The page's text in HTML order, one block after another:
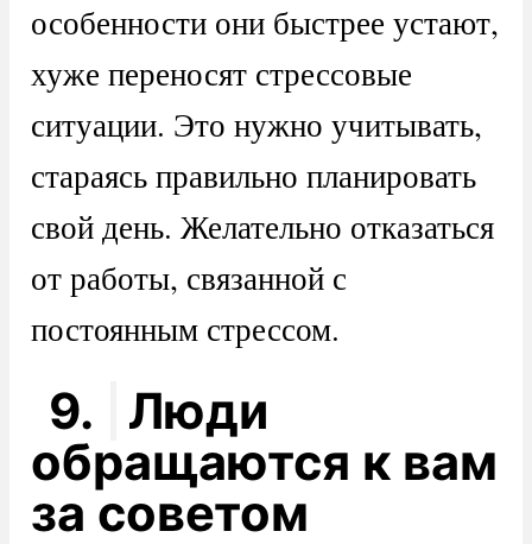
особенности они быстрее устают,
хуже переносят стрессовые
ситуации. Это нужно учитывать,
стараясь правильно планировать
свой день. Желательно отказаться
от работы, связанной с
постоянным стрессом.
9.
Люди
обращаются к вам
за советом